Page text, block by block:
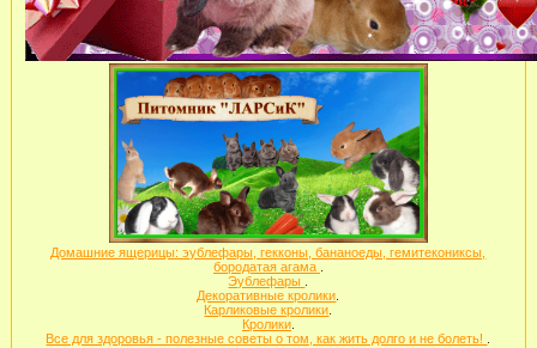
Домашние ящерицы: эублефары, гекконы, бананоеды, гемитекониксы,
бородатая агама
Эублефары
Декоративные кролики
Карликовые кролики
Кролики.
Все для здоровья - полезные советы о том, как жить долго и не болеть!